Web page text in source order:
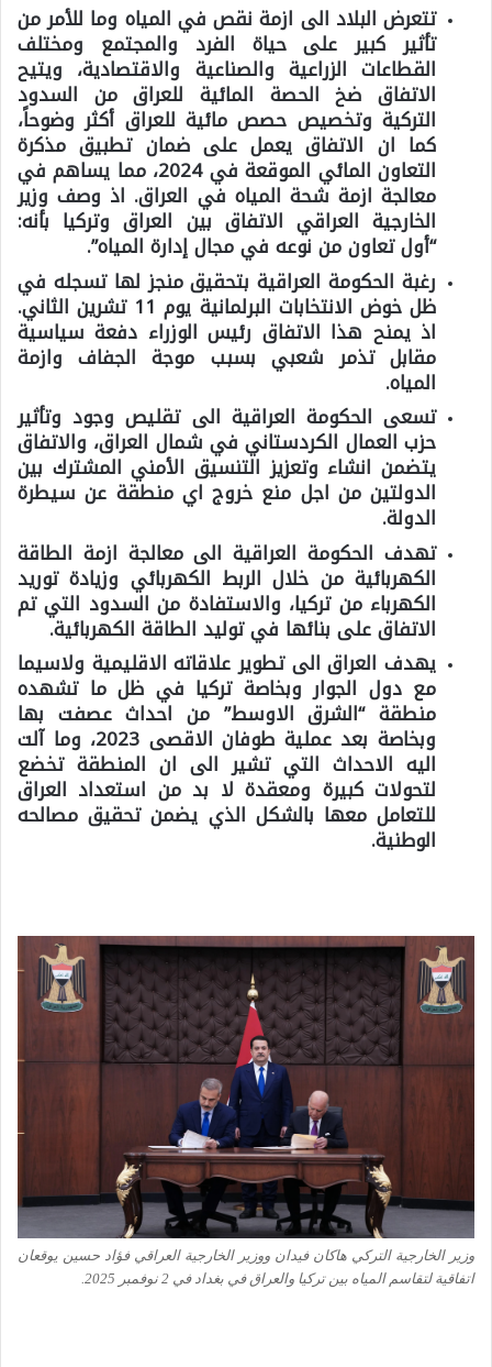
تتعرض البلاد الى ازمة نقص في المياه وما للأمر من
تأثير كبير على حياة الفرد والمجتمع ومختلف
القطاعات الزراعية والصناعية والاقتصادية، ويتيح
الاتفاق ضخ الحصة المائية للعراق من السدود
التركية وتخصيص حصص مائية للعراق أكثر وضوحاً،
كما ان الاتفاق يعمل على ضمان تطبيق مذكرة
التعاون المائي الموقعة في 2024، مما يساهم في
معالجة ازمة شحة المياه في العراق. اذ وصف وزير
الخارجية العراقي الاتفاق بين العراق وتركيا بأنه:
“أول تعاون من نوعه في مجال إدارة المياه”.
رغبة الحكومة العراقية بتحقيق منجز لها تسجله في
ظل خوض الانتخابات البرلمانية يوم 11 تشرين الثاني.
اذ يمنح هذا الاتفاق رئيس الوزراء دفعة سياسية
مقابل تذمر شعبي بسبب موجة الجفاف وازمة
المياه.
تسعى الحكومة العراقية الى تقليص وجود وتأثير
حزب العمال الكردستاني في شمال العراق، والاتفاق
يتضمن انشاء وتعزيز التنسيق الأمني المشترك بين
الدولتين من اجل منع خروج اي منطقة عن سيطرة
الدولة.
تهدف الحكومة العراقية الى معالجة ازمة الطاقة
الكهربائية من خلال الربط الكهربائي وزيادة توريد
الكهرباء من تركيا، والاستفادة من السدود التي تم
الاتفاق على بنائها في توليد الطاقة الكهربائية.
يهدف العراق الى تطوير علاقاته الاقليمية ولاسيما
مع دول الجوار وبخاصة تركيا في ظل ما تشهده
منطقة “الشرق الاوسط” من احداث عصفت بها
وبخاصة بعد عملية طوفان الاقصى 2023، وما آلت
اليه الاحداث التي تشير الى ان المنطقة تخضع
لتحولات كبيرة ومعقدة لا بد من استعداد العراق
للتعامل معها بالشكل الذي يضمن تحقيق مصالحه
الوطنية.
وزير الخارجية التركي هاكان فيدان ووزير الخارجية العراقي فؤاد حسين يوقعان
اتفاقية لتقاسم المياه بين تركيا والعراق في بغداد في 2 نوفمبر 2025.